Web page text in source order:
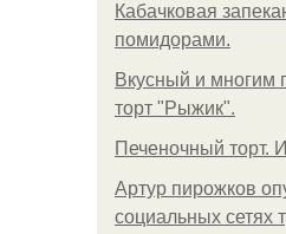
Кабачковая
помидорами.
Вкусный и многим
торт "Рыжик".
Печеночный торт.
Артур пирожков
социальных сетях